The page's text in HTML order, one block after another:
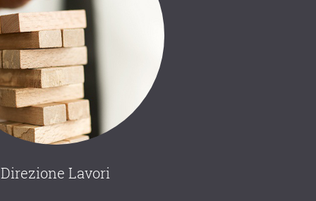
Direzione Lavori